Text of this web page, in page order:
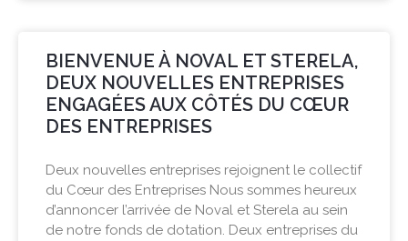
BIENVENUE À NOVAL ET STERELA,
DEUX NOUVELLES ENTREPRISES
ENGAGÉES AUX CÔTÉS DU CŒUR
DES ENTREPRISES
Deux nouvelles entreprises rejoignent le collectif
du Cœur des Entreprises Nous sommes heureux
d’annoncer l’arrivée de Noval et Sterela au sein
de notre fonds de dotation. Deux entreprises du